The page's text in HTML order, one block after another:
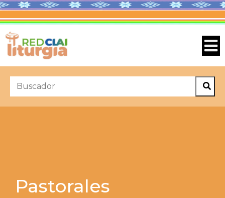
Pastorales